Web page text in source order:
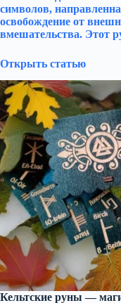
символов,
освобождение от
вмешательства. Этот
Открыть статью
Кельтские руны —